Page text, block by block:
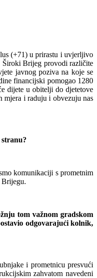
(+71) u prirastu i uvjerljivo
Široki Brijeg provodi različite
javnog poziva na koje se
financijski pomogao 1280
dijete u obitelji do djetetove
mjera i raduju i obvezuju nas
komunikaciji s prometnim
Brijegu.
tom važnom gradskom
odgovarajući kolnik,
i prometnicu presvući
zahvatom navedeni